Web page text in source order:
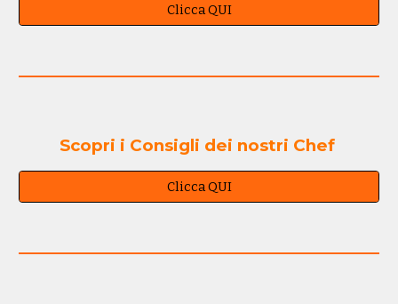
Clicca QUI
Scopri i Consigli dei nostri Chef
Clicca QUI